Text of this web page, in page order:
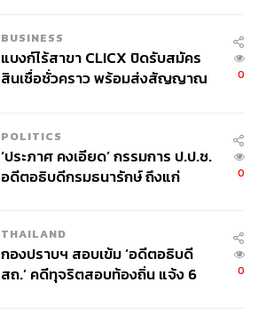
BUSINESS
แบงก์ไร้สาขา CLICX ปิดรับสมัคร
สินเชื่อชั่วคราว พร้อมส่งสัญญาณ
0
POLITICS
‘ประภาศ คงเอียด’ กรรมการ ป.ป.ช.
อดีตอธิบดีกรมธนารักษ์ ถึงแก่
0
THAILAND
กองปราบฯ สอบเข้ม ‘อดีตอธิบดี
สถ.’ คดีทุจริตสอบท้องถิ่น แจ้ง 6
0